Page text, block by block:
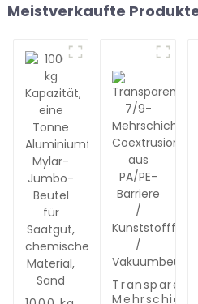
Meistverkaufte
Mehrschicht-